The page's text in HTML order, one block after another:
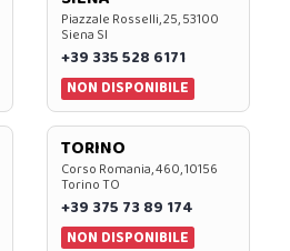
Piazzale Rosselli, 25, 53100
Siena SI
+39 335 528 6171
NON DISPONIBILE
TORINO
Corso Romania, 460, 10156
Torino TO
+39 375 73 89 174
NON DISPONIBILE